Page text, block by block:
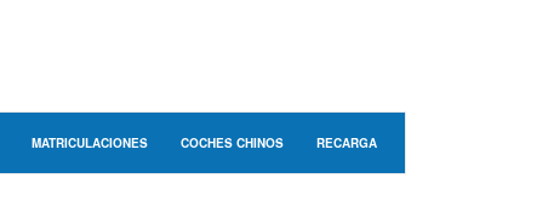
MATRICULACIONES COCHES CHINOS RECARGA